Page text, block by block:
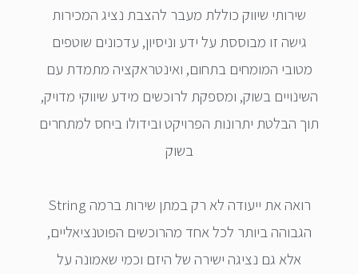
שירותי שיווק כוללת מעבר להצבת נציג המכירות
גישה זו מבוססת על ידע וניסיון, עדכונים שוטפים
מטובי המומחים בתחום, ואינטראקציה מתמדת עם
השינויים בשוק, ומספקת לרוכשים מידע שיווקי מדויק,
תוך הבלטת יתרונות הפרויקט ובידולו ביחס למתחרים
בשוק
String רואה את ייעודה לא רק במתן שירות ברמה
הגבוהה ביותר לכל אחד מהרוכשים הפוטנציאליים,
אלא גם נציגה ישירה של היזם וכמי שאמונה על